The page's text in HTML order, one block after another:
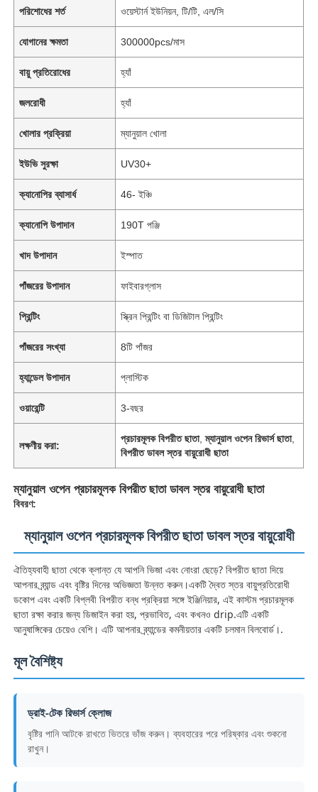
পরিশোধের শর্ত ওয়েস্টার্ন ইউনিয়ন, টি/টি, এল/সি
যোগানের ক্ষমতা 300000pcs/মাস
বায়ু প্রতিরোধের হ্যাঁ
জলরোধী হ্যাঁ
খোলার প্রক্রিয়া ম্যানুয়াল খোলা
ইউভি সুরক্ষা UV30+
ক্যানোপির ব্যাসার্ধ 46- ইঞ্চি
ক্যানোপি উপাদান 190T পঞ্জি
খাদ উপাদান ইস্পাত
পাঁজরের উপাদান ফাইবারগ্লাস
প্রিন্টিং স্ক্রিন প্রিন্টিং বা ডিজিটাল প্রিন্টিং
পাঁজরের সংখ্যা 8টি পাঁজর
হ্যান্ডেল উপাদান প্লাস্টিক
ওয়ারেন্টি 3-বছর
লক্ষণীয় করা:
প্রচারমূলক বিপরীত ছাতা,ম্যানুয়াল ওপেন রিভার্স ছাতা,
বিপরীত ডাবল স্তর বায়ুরোধী ছাতা
ম্যানুয়াল ওপেন প্রচারমূলক বিপরীত ছাতা ডাবল স্তর বায়ুরোধী ছাতা
বিবরণ:
ম্যানুয়াল ওপেন প্রচারমূলক বিপরীত ছাতা ডাবল স্তর বায়ুরোধী
ঐতিহ্যবাহী ছাতা থেকে ক্লান্ত যে আপনি ভিজা এবং নোংরা ছেড়ে? বিপরীত ছাতা দিয়ে
আপনার ব্র্যান্ড এবং বৃষ্টির দিনের অভিজ্ঞতা উন্নত করুন।একটি দ্বৈত স্তর বায়ুপ্রতিরোধী
ডকোপ এবং একটি বিপ্লবী বিপরীত বন্ধ প্রক্রিয়া সঙ্গে ইঞ্জিনিয়ার, এই কাস্টম প্রচারমূলক
ছাতা রক্ষা করার জন্য ডিজাইন করা হয়, প্রভাবিত, এবং কখনও drip.এটি একটি
আনুষাঙ্গিকের চেয়েও বেশি। এটি আপনার ব্র্যান্ডের কমনীয়তার একটি চলমান বিলবোর্ড।.
মূল বৈশিষ্ট্য
ড্রাই-টেক রিভার্স ক্লোজ
বৃষ্টির পানি আটকে রাখতে ভিতরে ভাঁজ করুন। ব্যবহারের পরে পরিষ্কার এবং শুকনো
রাখুন।